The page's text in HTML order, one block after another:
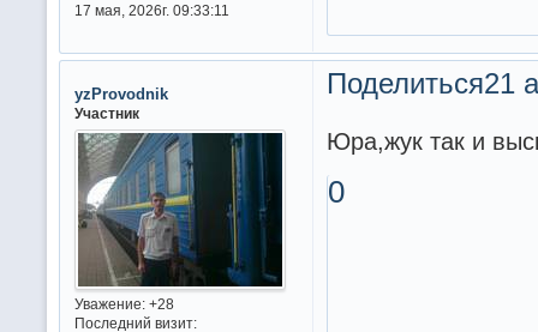
17 мая, 2026г. 09:33:11
Поделиться21
yzProvodnik
Участник
Уважение: +28
Последний визит:
Юра,жук так и
0